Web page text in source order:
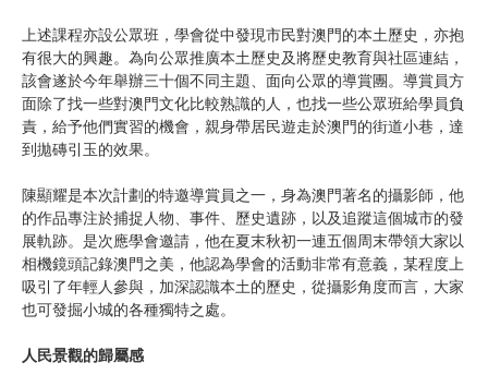
上述課程亦設公眾班，學會從中發現市民對澳門的本土歷史，亦抱
有很大的興趣。為向公眾推廣本土歷史及將歷史教育與社區連結，
該會遂於今年舉辦三十個不同主題、面向公眾的導賞團。導賞員方
面除了找一些對澳門文化比較熟識的人，也找一些公眾班給學員負
責，給予他們實習的機會，親身帶居民遊走於澳門的街道小巷，達
到拋磚引玉的效果。
陳顯耀是本次計劃的特邀導賞員之一，身為澳門著名的攝影師，他
的作品專注於捕捉人物、事件、歷史遺跡，以及追蹤這個城市的發
展軌跡。是次應學會邀請，他在夏末秋初一連五個周末帶領大家以
相機鏡頭記錄澳門之美，他認為學會的活動非常有意義，某程度上
吸引了年輕人參與，加深認識本土的歷史，從攝影角度而言，大家
也可發掘小城的各種獨特之處。
人民景觀的歸屬感